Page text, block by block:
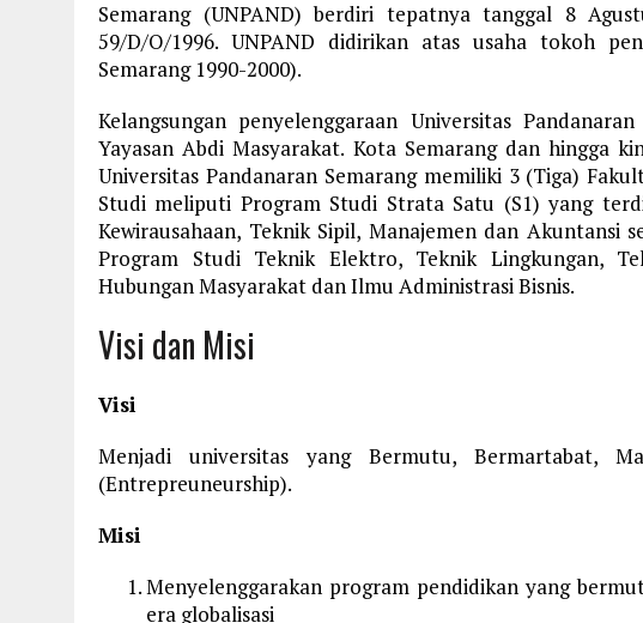
Semarang (UNPAND) berdiri tepatnya tanggal 8
59/D/O/1996. UNPAND didirikan atas usaha tokoh
Semarang 1990-2000).
Kelangsungan penyelenggaraan Universitas
Yayasan Abdi Masyarakat. Kota Semarang dan hingga
Universitas Pandanaran Semarang memiliki 3 (Tiga)
Studi meliputi Program Studi Strata Satu (S1) yang
Kewirausahaan, Teknik Sipil, Manajemen dan
Program Studi Teknik Elektro, Teknik Lingkungan,
Hubungan Masyarakat dan Ilmu Administrasi Bisnis.
Visi dan Misi
Visi
Menjadi universitas yang Bermutu, Bermartabat,
(Entrepreuneurship).
Misi
Menyelenggarakan program pendidikan yang
era globalisasi